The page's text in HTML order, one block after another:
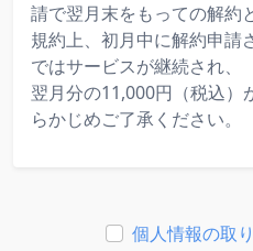
請で翌月末をもっての解約
規約上、初月中に解約申請
ではサービスが継続され、
翌月分の11,000円（税込）
らかじめご了承ください。
個人情報の取